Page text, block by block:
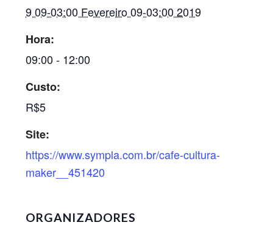
9 09-03:00 Fevereiro 09-03:00 2019
Hora:
09:00 - 12:00
Custo:
R$5
Site:
https://www.sympla.com.br/cafe-cultura-
maker__451420
ORGANIZADORES